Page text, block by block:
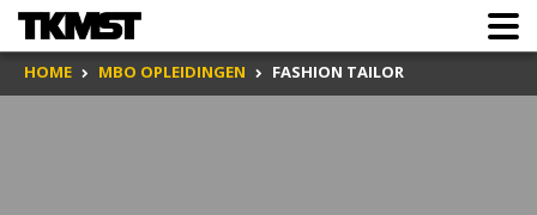
HOME MBO OPLEIDINGEN FASHION TAILOR